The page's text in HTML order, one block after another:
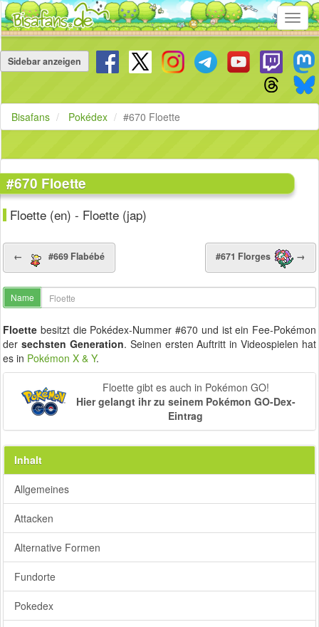
überspringen
Sidebar anzeigen
Bisafans Pokédex #670 Floette
#670 Floette
Floette (en) - Floette (jap)
← #669 Flabébé
Name
#671 Florges →
Floette besitzt die Pokédex-Nummer #670 und ist ein Fee-Pokémon
der sechsten Generation. Seinen ersten Auftritt in Videospielen hat
es in Pokémon X & Y.
Floette gibt es auch in Pokémon GO!
Hier gelangt ihr zu seinem Pokémon GO-Dex-
Eintrag
Inhalt
Allgemeines
Attacken
Alternative Formen
Fundorte
Pokedex